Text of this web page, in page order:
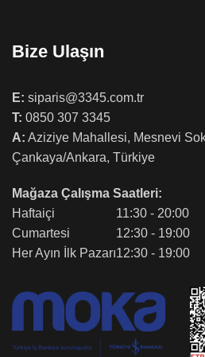
Bize Ulaşın
E: siparis@3345.com.tr
T: 0850 307 3345
A: Aziziye Mahallesi, Mesnevi
Çankaya/Ankara, Türkiye
Mağaza Çalışma Saatleri:
Haftaiçi
Cumartesi
Her Ayın İlk Pazarı
11:30 - 20:00
12:30 - 19:00
12:30 - 19:00